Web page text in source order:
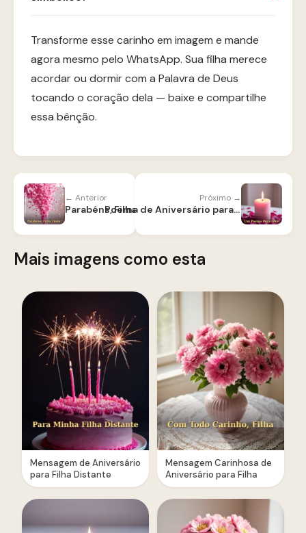
Transforme esse carinho em imagem e mande
agora mesmo pelo WhatsApp. Sua filha merece
acordar ou dormir com a Palavra de Deus
tocando o coração dela — baixe e compartilhe
essa bênção.
← Anterior
Parabéns, Filha Linda
Próximo →
Poema de Aniversário para Filha
Mais imagens como esta
Mensagem de Aniversário
para Filha Distante
Mensagem Carinhosa de
Aniversário para Filha